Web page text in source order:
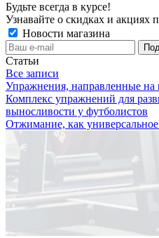
Будьте всегда в курсе!
Узнавайте о скидках и акциях
Новости магазина
Статьи
Все записи
Упражнения, направленные на
Комплекс упражнений для
выносливости у футболистов
Отжимание, как